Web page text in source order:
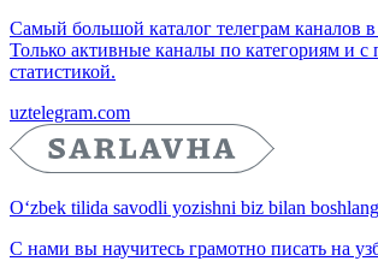
Самый большой каталог телеграм каналов в
Только активные каналы по категориям и с
статистикой.
uztelegram.com
O‘zbek tilida savodli yozishni biz bilan
С нами вы научитесь грамотно писать на